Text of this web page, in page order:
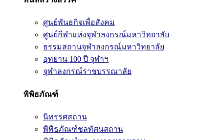
ศูนย์พันธกิจเพื่อสังคม
ศูนย์กีฬาแห่งจุฬาลงกรณ์มหาวิทยาลัย
ธรรมสถานจุฬาลงกรณ์มหาวิทยาลัย
อุทยาน 100 ปี จุฬาฯ
จุฬาลงกรณ์ราชบรรณาลัย
พิพิธภัณฑ์
นิทรรศสถาน
พิพิธภัณฑ์ชลทัศนสถาน